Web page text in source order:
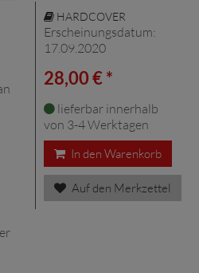
HARDCOVER
Erscheinungsdatum:
17.09.2020
28,00 € *
lieferbar innerhalb
von 3-4 Werktagen
In den Warenkorb
Auf den Merkzettel